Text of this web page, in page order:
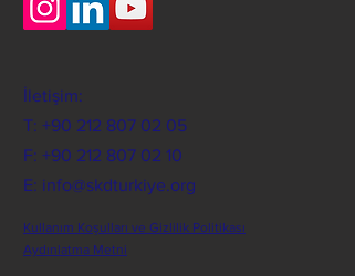
İletişim:
T: +90 212 807 02 05
F: +90 212 807 02 10
E: info@skdturkiye.org
Kullanım Koşulları ve Gizlilik Politikası
Aydınlatma Metni